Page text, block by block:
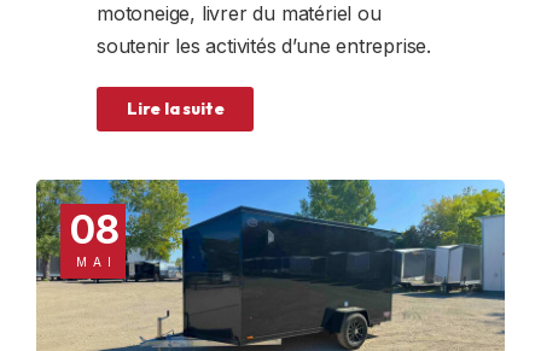
motoneige, livrer du matériel ou
soutenir les activités d’une entreprise.
Lire la suite
08
MAI